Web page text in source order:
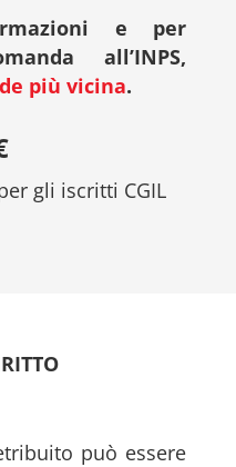
e per
all’INPS,
più vicina.
gli iscritti CGIL
può essere